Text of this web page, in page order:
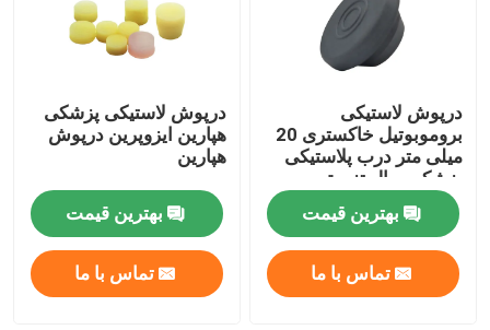
درپوش لاستیکی
بروموبوتیل خاکستری 20
میلی متر درب پلاستیکی
پزشکی ویال تزریق
بهترین قیمت
تماس با ما
درپوش لاستیکی پزشکی
هپارین ایزوپرین درپوش
هپارین
بهترین قیمت
تماس با ما